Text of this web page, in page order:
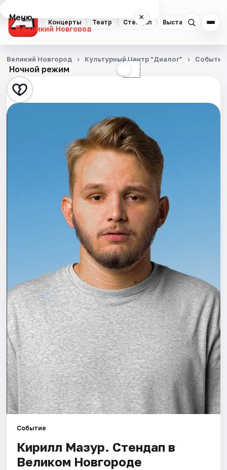
Концерты Театр Стендап Выставки
Меню ×
Великий Новгород
Концерты
Театр
Стендап
Рейтинги
Ночной режим ☾
Великий Новгород Культурный Центр "Диалог" События
Событие
Кирилл Мазур. Стендап в
Великом Новгороде